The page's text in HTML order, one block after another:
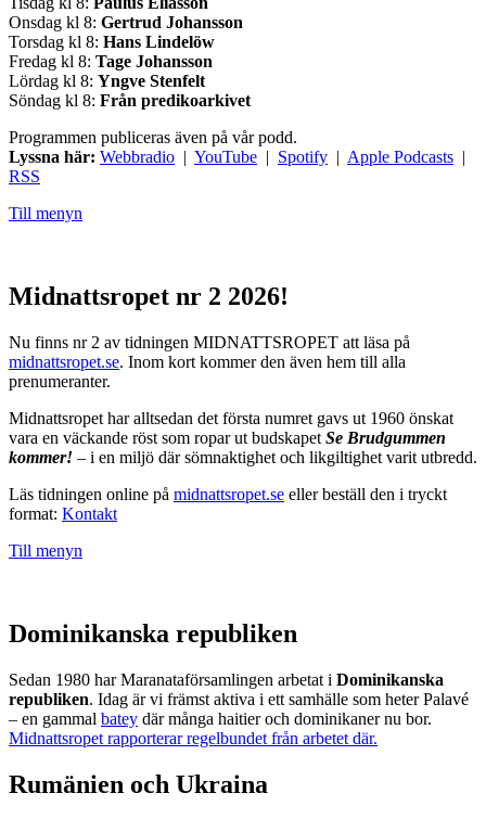
Onsdag kl 8: Gertrud Johansson
Torsdag kl 8: Hans Lindelöw
Fredag kl 8: Tage Johansson
Lördag kl 8: Yngve Stenfelt
Söndag kl 8: Från predikoarkivet
Programmen publiceras även på vår podd.
Lyssna här: Webbradio | YouTube | Spotify | Apple Podcasts |
RSS
Till menyn
Midnattsropet nr 2 2026!
Nu finns nr 2 av tidningen MIDNATTSROPET att läsa på
midnattsropet.se. Inom kort kommer den även hem till alla
prenumeranter.
Midnattsropet har alltsedan det första numret gavs ut 1960 önskat
vara en väckande röst som ropar ut budskapet Se Brudgummen
kommer! – i en miljö där sömnaktighet och likgiltighet varit utbredd.
Läs tidningen online på midnattsropet.se eller beställ den i tryckt
format: Kontakt
Till menyn
Dominikanska republiken
Sedan 1980 har Maranataförsamlingen arbetat i Dominikanska
republiken. Idag är vi främst aktiva i ett samhälle som heter Palavé
– en gammal batey där många haitier och dominikaner nu bor.
Midnattsropet rapporterar regelbundet från arbetet där.
Rumänien och Ukraina